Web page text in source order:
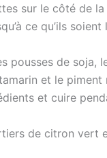
sur le côté de
ce qu’ils
pousses de soja,
et le
et cuire
de citron vert